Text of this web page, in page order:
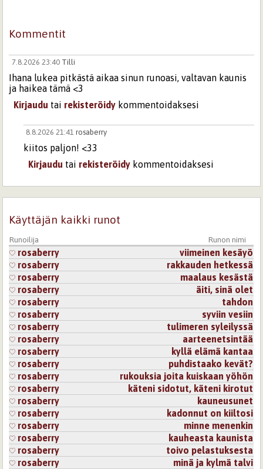
Kommentit
7.8.2026 23:40 Tilli
Ihana lukea pitkästä aikaa sinun runoasi, valtavan kaunis
ja haikea tämä <3
Kirjaudu tai rekisteröidy kommentoidaksesi
8.8.2026 21:41rosaberry
kiitos paljon! <33
Kirjaudu tai rekisteröidy kommentoidaksesi
Käyttäjän kaikki runot
Runoilija Runon nimi
rosaberry
viimeinen kesäyö
rosaberry
rakkauden hetkessä
rosaberry
maalaus kesästä
rosaberry
äiti, sinä olet
rosaberry
tahdon
rosaberry
syviin vesiin
rosaberry
tulimeren syleilyssä
rosaberry
aarteenetsintää
rosaberry
kyllä elämä kantaa
rosaberry
puhdistaako kevät?
rosaberry
rukouksia joita kuiskaan yöhön
rosaberry
käteni sidotut, käteni kirotut
rosaberry
kauneusunet
rosaberry
kadonnut on kiiltosi
rosaberry
minne menenkin
rosaberry
kauheasta kaunista
rosaberry
toivo pelastuksesta
rosaberry
minä ja kylmä talvi